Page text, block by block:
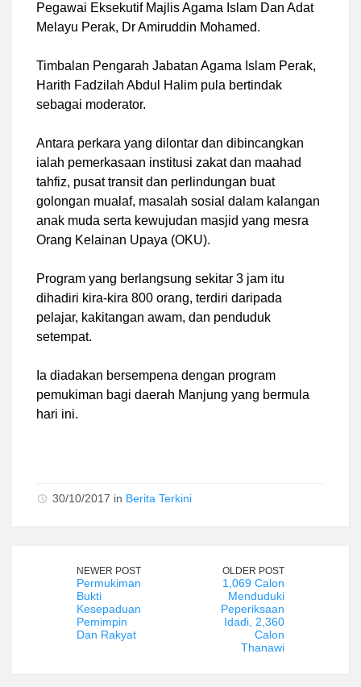
Pegawai Eksekutif Majlis Agama Islam Dan Adat
Melayu Perak, Dr Amiruddin Mohamed.
Timbalan Pengarah Jabatan Agama Islam Perak,
Harith Fadzilah Abdul Halim pula bertindak
sebagai moderator.
Antara perkara yang dilontar dan dibincangkan
ialah pemerkasaan institusi zakat dan maahad
tahfiz, pusat transit dan perlindungan buat
golongan mualaf, masalah sosial dalam kalangan
anak muda serta kewujudan masjid yang mesra
Orang Kelainan Upaya (OKU).
Program yang berlangsung sekitar 3 jam itu
dihadiri kira-kira 800 orang, terdiri daripada
pelajar, kakitangan awam, dan penduduk
setempat.
Ia diadakan bersempena dengan program
pemukiman bagi daerah Manjung yang bermula
hari ini.
30/10/2017 in Berita Terkini
NEWER POST
Permukiman
Bukti
Kesepaduan
Pemimpin
Dan Rakyat
OLDER POST
1,069 Calon
Menduduki
Peperiksaan
Idadi, 2,360
Calon
Thanawi